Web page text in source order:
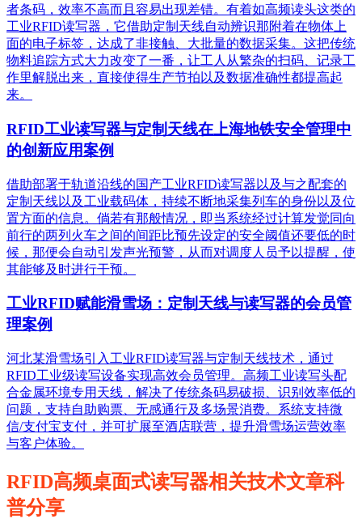
者条码，效率不高而且容易出现差错。有着如高频读头这类的
工业RFID读写器，它借助定制天线自动辨识那附着在物体上
面的电子标签，达成了非接触、大批量的数据采集。这把传统
物料追踪方式大力改变了一番，让工人从繁杂的扫码、记录工
作里解脱出来，直接使得生产节拍以及数据准确性都提高起
来。
RFID工业读写器与定制天线在上海地铁安全管理中
的创新应用案例
借助部署于轨道沿线的国产工业RFID读写器以及与之配套的
定制天线以及工业载码体，持续不断地采集列车的身份以及位
置方面的信息。倘若有那般情况，即当系统经过计算发觉同向
前行的两列火车之间的间距比预先设定的安全阈值还要低的时
候，那便会自动引发声光预警，从而对调度人员予以提醒，使
其能够及时进行干预。
工业RFID赋能滑雪场：定制天线与读写器的会员管
理案例
河北某滑雪场引入工业RFID读写器与定制天线技术，通过
RFID工业级读写设备实现高效会员管理。高频工业读写头配
合金属环境专用天线，解决了传统条码易破损、识别效率低的
问题，支持自助购票、无感通行及多场景消费。系统支持微
信/支付宝支付，并可扩展至酒店联营，提升滑雪场运营效率
与客户体验。
RFID高频桌面式读写器相关技术文章科
普分享